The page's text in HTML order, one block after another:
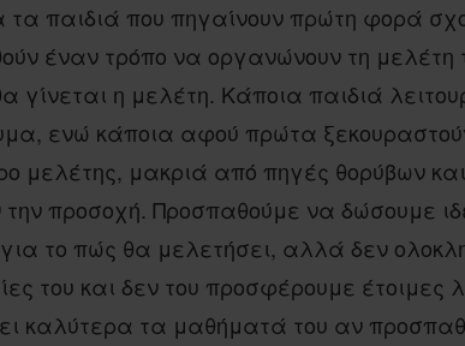
τα παιδιά που πηγαίνουν πρώτη φορά
έναν τρόπο να οργανώνουν τη μελέτη
γίνεται η μελέτη. Κάποια παιδιά
ενώ κάποια αφού πρώτα
μελέτης, μακριά από πηγές θορύβων
προσοχή. Προσπαθούμε να δώσουμε
το πώς θα μελετήσει, αλλά δεν
του και δεν του προσφέρουμε έτοιμες
καλύτερα τα μαθήματά του αν